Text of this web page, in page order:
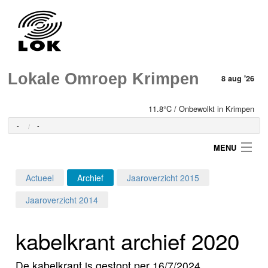
Lokale Omroep Krimpen 8 aug '26
11.8°C / Onbewolkt in Krimpen
- -
MENU
Programma's
Actueel Archief
Jaaroverzicht 2015
Jaaroverzicht 2014
kabelkrant archief 2020